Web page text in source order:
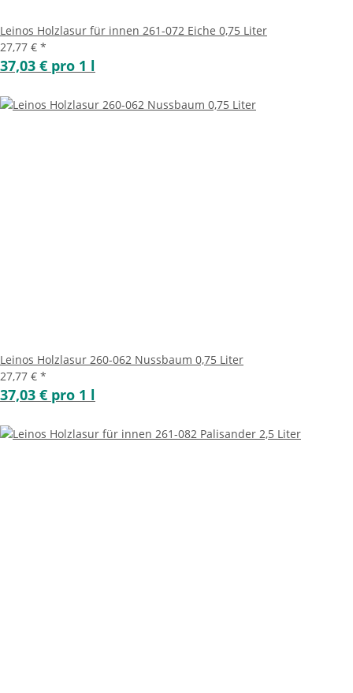
Leinos Holzlasur für innen 261-072 Eiche 0,75 Liter
27,77 € *
37,03 € pro 1 l
Leinos Holzlasur 260-062 Nussbaum 0,75 Liter
27,77 € *
37,03 € pro 1 l